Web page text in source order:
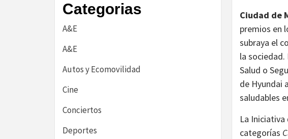
Ciudad de
premios en
subraya el
la sociedad.
Salud o
de Hyundai
saludables
La
categorías
Categorias
A&E
A&E
Autos y Ecomovilidad
Cine
Conciertos
Deportes